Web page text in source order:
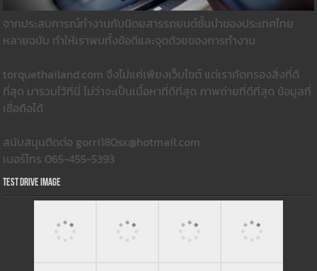
จากประสบการณ์ทำงานกับนิตยสารรถยนต์ชั้นนำของประเทศไทย
หลายฉบับ ทำให้เราพบทั้งข้อดีและจุดด้วยของการทำงาน
torquethailand.com จึงไม่แค่เพียงเว็บไซต์ แต่เราคัดกรองสิ่งที่ดี
ที่สุด มารวมใว้ที่นี่ ไม่ว่าจะเป็นเนื้อหาที่ดีที่สุด ภาพถ่ายที่ดีที่สุด ข้อมูลที่
เชื่อถือได้
สนับสนุนติดต่อ gorri180sx@hotmail.com
เบอร์โทร 065-455-5393
Test Drive Image